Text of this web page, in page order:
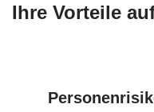
Ihre Vorteile